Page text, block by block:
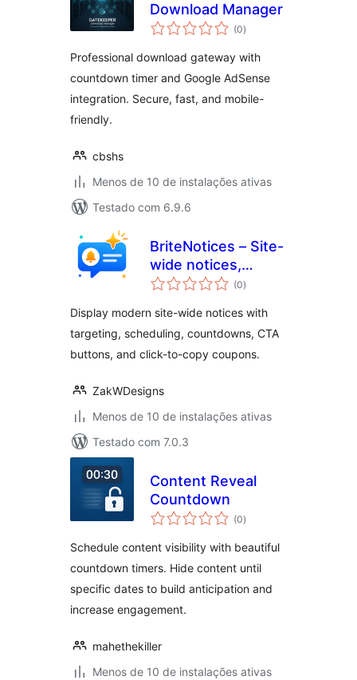
Download Manager
(0total
de
)
Professional download gateway with
countdown timer and Google AdSense
integration. Secure, fast, and mobile-
friendly.
cbshs
Menos de 10 de instalações ativas
Testado com 6.9.6
BriteNotices – Site-
wide notices,
promotions,
messages and
more
(0total
de
)
Display modern site-wide notices with
targeting, scheduling, countdowns, CTA
buttons, and click-to-copy coupons.
ZakWDesigns
Menos de 10 de instalações ativas
Testado com 7.0.3
Content Reveal
Countdown
(0total
de
)
Schedule content visibility with beautiful
countdown timers. Hide content until
specific dates to build anticipation and
increase engagement.
mahethekiller
Menos de 10 de instalações ativas